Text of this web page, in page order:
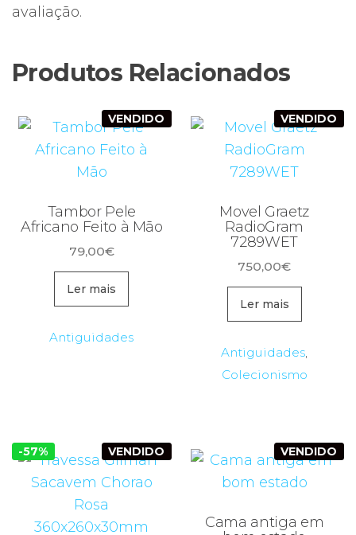
avaliação.
Produtos Relacionados
VENDIDO
Tambor Pele
Africano Feito à Mão
79,00€
Ler mais
Antiguidades
VENDIDO
Movel Graetz
RadioGram
7289WET
750,00€
Ler mais
Antiguidades,
Colecionismo
-57% VENDIDO VENDIDO
Cama antiga em